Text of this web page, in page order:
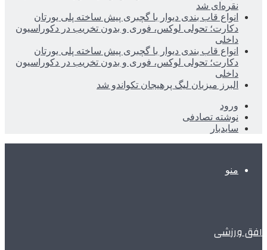
نقره‌ای شد
انواع قاب بندی دیوار با گچبری پیش ساخته پلی یورتان
دکارت؛ تحولی لوکس، فوری و بدون تخریب در دکوراسیون
داخلی
انواع قاب بندی دیوار با گچبری پیش ساخته پلی یورتان
دکارت؛ تحولی لوکس، فوری و بدون تخریب در دکوراسیون
داخلی
البرز میزبان لیگ پرهیجان تکواندو شد
ورود
نوشته تصادفی
سایدبار
منو
افق ورزشی